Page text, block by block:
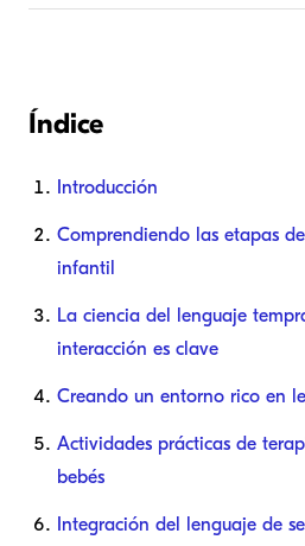
Índice
Introducción
Comprendiendo las etapas
infantil
La ciencia del lenguaje
interacción es clave
Creando un entorno rico en
Actividades prácticas de
bebés
Integración del lenguaje de